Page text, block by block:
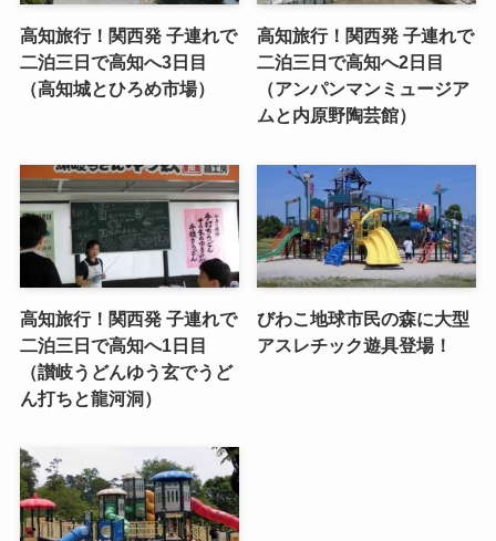
高知旅行！関西発 子連れで
二泊三日で高知へ3日目
（高知城とひろめ市場）
高知旅行！関西発 子連れで
二泊三日で高知へ2日目
（アンパンマンミュージア
ムと内原野陶芸館）
高知旅行！関西発 子連れで
二泊三日で高知へ1日目
（讃岐うどんゆう玄でうど
ん打ちと龍河洞）
びわこ地球市民の森に大型
アスレチック遊具登場！